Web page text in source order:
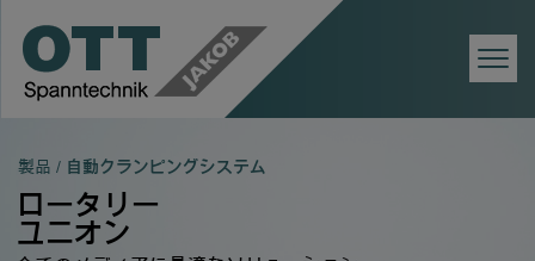
製品 / 自動クランピングシステム
ロータリー
ユニオン